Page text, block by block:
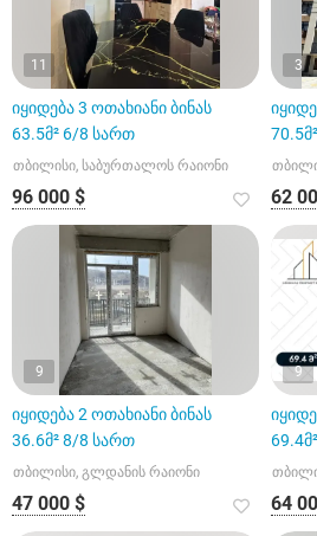
11
იყიდება 3 ოთახიანი ბინას
63.5მ² 6/8 სართ
თბილისი, საბურთალოს რაიონი
96 000 $
3
62
9
იყიდება 2 ოთახიანი ბინას
36.6მ² 8/8 სართ
თბილისი, გლდანის რაიონი
47 000 $
9
64